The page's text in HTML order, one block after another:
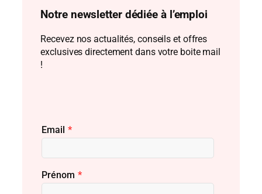
Notre newsletter dédiée à l’emploi
Recevez nos actualités, conseils et offres
exclusives directement dans votre boite mail
!
Email *
Prénom *